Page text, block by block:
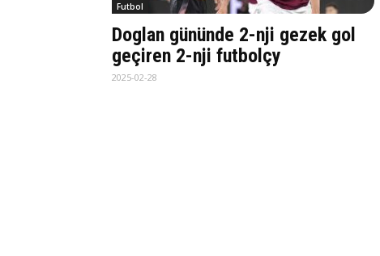
Futbol
Doglan gününde 2-nji gezek gol
geçiren 2-nji futbolçy
2025-02-28